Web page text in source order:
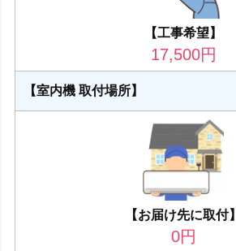
【工事希望】
17,500円
【室内機 取付場所】
【お届け先に取付】
0円